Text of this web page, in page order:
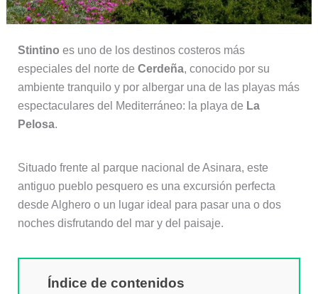
Stintino es uno de los destinos costeros más
especiales del norte de Cerdeña, conocido por su
ambiente tranquilo y por albergar una de las playas más
espectaculares del Mediterráneo: la playa de La
Pelosa.
Situado frente al parque nacional de Asinara, este
antiguo pueblo pesquero es una excursión perfecta
desde Alghero o un lugar ideal para pasar una o dos
noches disfrutando del mar y del paisaje.
Índice de contenidos